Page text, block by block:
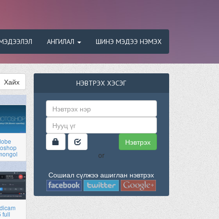
АНГИЛАЛ ШИНЭ МЭДЭЭ НЭМЭХ
Хайх
full
НЭВТРЭХ ХЭСЭГ
Нэвтрэх
or
Сошиал сүлжээ ашиглан нэвтрэх